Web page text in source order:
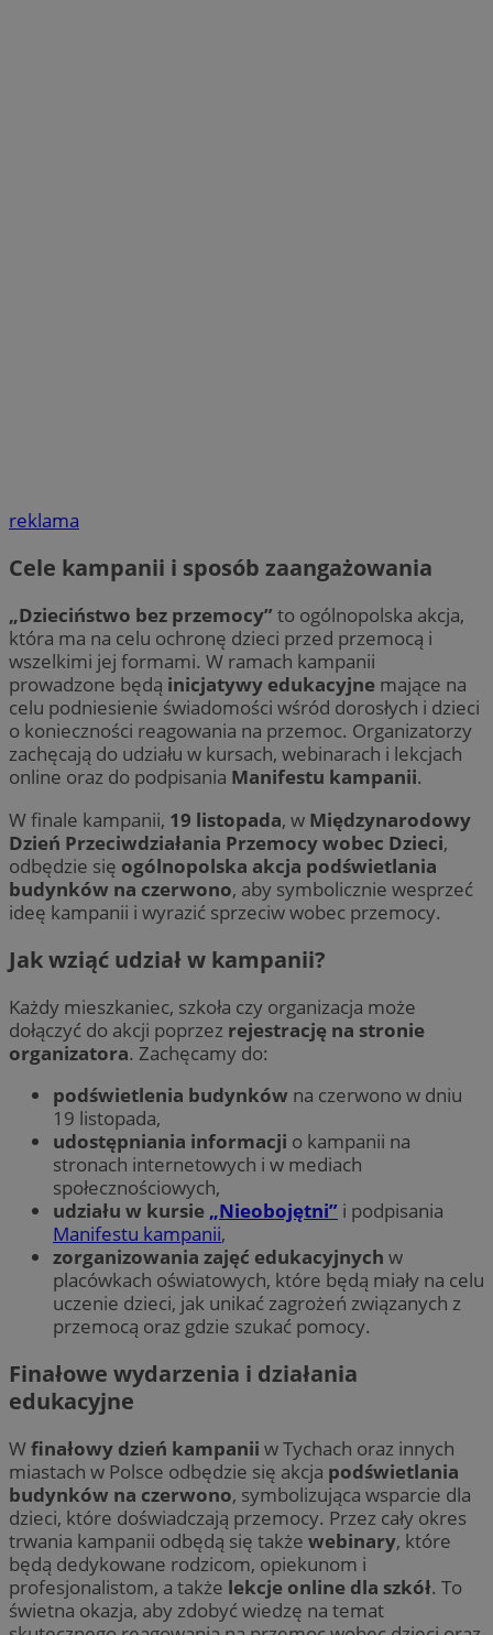
reklama
Cele kampanii i sposób zaangażowania
„Dzieciństwo bez przemocy” to ogólnopolska akcja,
która ma na celu ochronę dzieci przed przemocą i
wszelkimi jej formami. W ramach kampanii
prowadzone będą inicjatywy edukacyjne mające na
celu podniesienie świadomości wśród dorosłych i dzieci
o konieczności reagowania na przemoc. Organizatorzy
zachęcają do udziału w kursach, webinarach i lekcjach
online oraz do podpisania Manifestu kampanii.
W finale kampanii, 19 listopada, w Międzynarodowy
Dzień Przeciwdziałania Przemocy wobec Dzieci,
odbędzie się ogólnopolska akcja podświetlania
budynków na czerwono, aby symbolicznie wesprzeć
ideę kampanii i wyrazić sprzeciw wobec przemocy.
Jak wziąć udział w kampanii?
Każdy mieszkaniec, szkoła czy organizacja może
dołączyć do akcji poprzez rejestrację na stronie
organizatora. Zachęcamy do:
podświetlenia budynków na czerwono w dniu
19 listopada,
udostępniania informacji o kampanii na
stronach internetowych i w mediach
społecznościowych,
udziału w kursie „Nieobojętni” i podpisania
Manifestu kampanii,
zorganizowania zajęć edukacyjnych w
placówkach oświatowych, które będą miały na celu
uczenie dzieci, jak unikać zagrożeń związanych z
przemocą oraz gdzie szukać pomocy.
Finałowe wydarzenia i działania
edukacyjne
Wfinałowy dzień kampanii w Tychach oraz innych
miastach w Polsce odbędzie się akcja podświetlania
budynków na czerwono, symbolizująca wsparcie dla
dzieci, które doświadczają przemocy. Przez cały okres
trwania kampanii odbędą się także webinary, które
będą dedykowane rodzicom, opiekunom i
profesjonalistom, a także lekcje online dla szkół. To
świetna okazja, aby zdobyć wiedzę na temat